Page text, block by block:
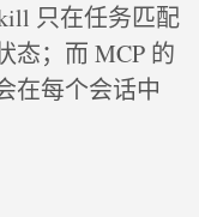
只在任务匹配
态；而 MCP 的
在每个会话中